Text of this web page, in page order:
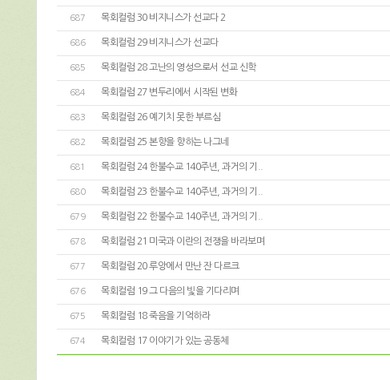
687 목회컬럼 30 비지니스가 선교다 2
686 목회컬럼 29 비지니스가 선교다
685 목회컬럼 28 고난의 영성으로서 선교 신학
684 목회컬럼 27 변두리에서 시작된 변화
683 목회컬럼 26 예기치 못한 부르심
682 목회컬럼 25 본향을 향하는 나그네
681 목회컬럼 24 한불수교 140주년, 과거의 기..
680 목회컬럼 23 한불수교 140주년, 과거의 기..
679 목회컬럼 22 한불수교 140주년, 과거의 기..
678 목회컬럼 21 미국과 이란의 전쟁을 바라보며
677 목회컬럼 20 루앙에서 만난 잔 다르크
676 목회컬럼 19 그 다음의 빛을 기다리며
675 목회컬럼 18 죽음을 기억하라
674 목회컬럼 17 이야기가 있는 공동체